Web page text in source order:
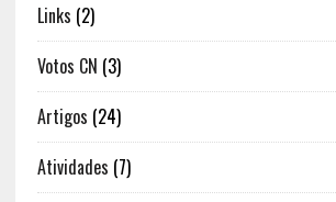
Links (2)
Votos CN (3)
Artigos (24)
Atividades (7)